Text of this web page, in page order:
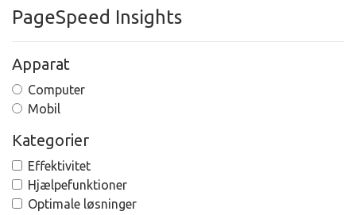
PageSpeed Insights
Apparat
Computer
Mobil
Kategorier
Effektivitet
Hjælpefunktioner
Optimale løsninger